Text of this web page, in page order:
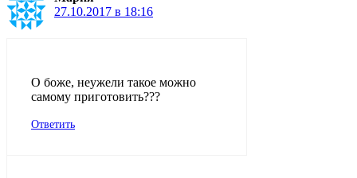
27.10.2017 в 18:16
О боже, неужели такое можно
самому приготовить???
Ответить